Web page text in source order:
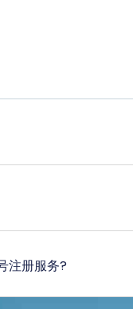
注册服务?